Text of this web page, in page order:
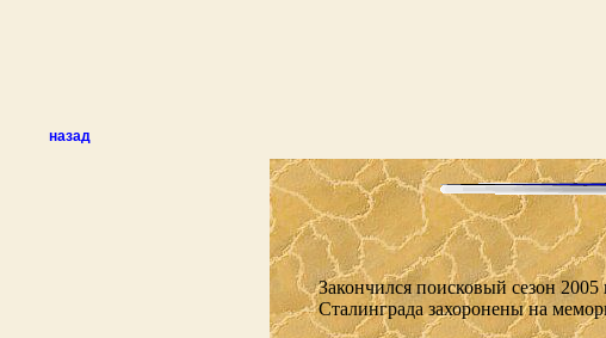
назад
Закончился поисковый сезон
Сталинграда захоронены на